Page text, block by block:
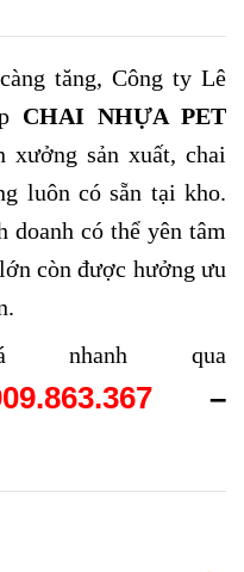
tăng, Công ty Lê
CHAI NHỰA PET
xưởng sản xuất, chai
luôn có sẵn tại kho.
có thể yên tâm
còn được hưởng ưu
qua
–